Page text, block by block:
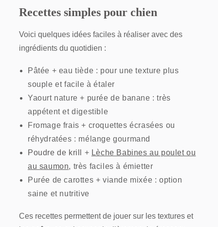
Recettes simples pour chien
Voici quelques idées faciles à réaliser avec des
ingrédients du quotidien :
Pâtée + eau tiède : pour une texture plus
souple et facile à étaler
Yaourt nature + purée de banane : très
appétent et digestible
Fromage frais + croquettes écrasées ou
réhydratées : mélange gourmand
Poudre de krill
+ Lèche Babines au poulet ou
au saumon, très faciles à émietter
Purée de carottes + viande mixée : option
saine et nutritive
Ces recettes permettent de jouer sur les textures et